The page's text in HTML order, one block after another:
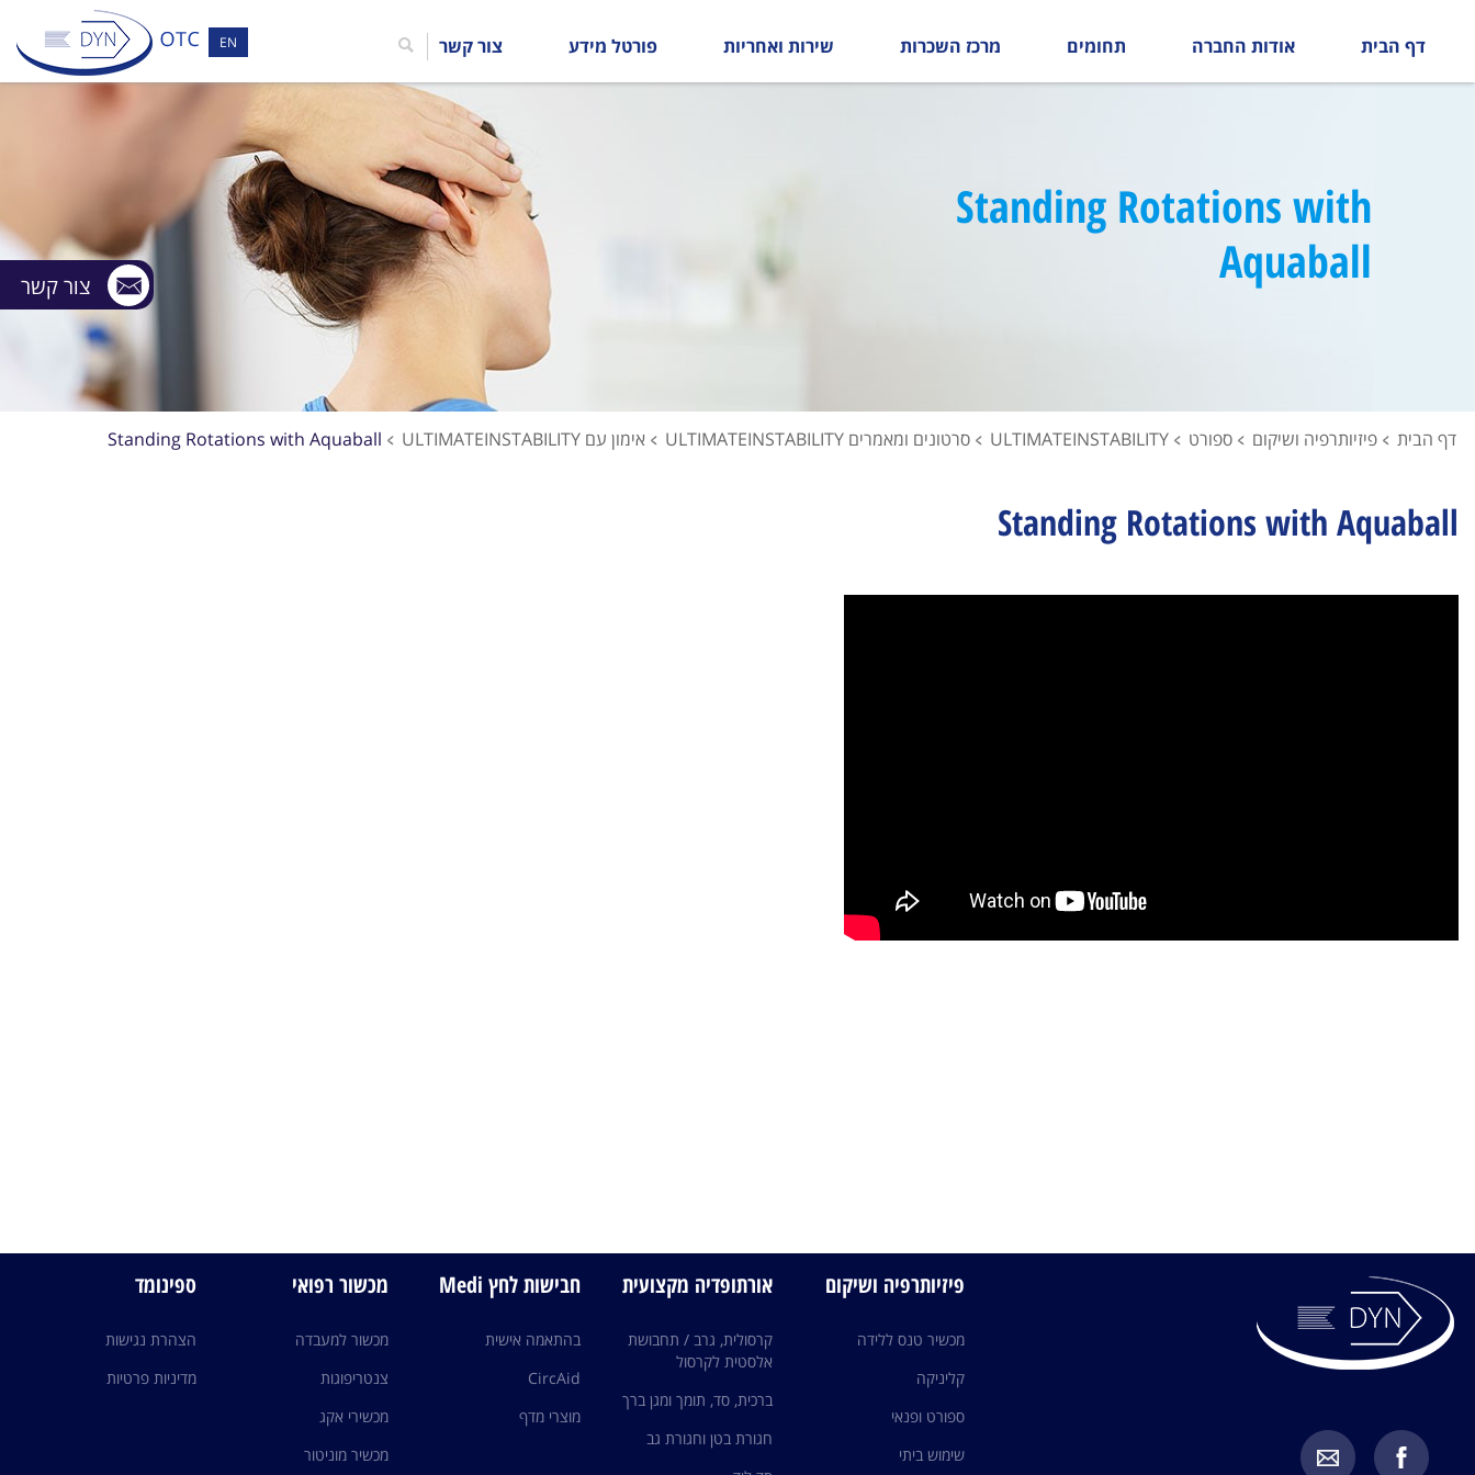
צור קשר
EN דף הבית אודות החברה תחומים מרכז השכרות שירות ואחריות פורטל מידע צור קשר
Standing Rotations with
Aquaball
דף הבית פיזיותרפיה ושיקום ספורט ULTIMATEINSTABILITY סרטונים ומאמרים ULTIMATEINSTABILITY אימון עם ULTIMATEINSTABILITY Standing Rotations with Aquaball
Standing Rotations with Aquaball
פיזיותרפיה ושיקום
מכשיר טנס ללידה
קליניקה
ספורט ופנאי
שימוש ביתי
אורתופדיה מקצועית
קרסולית, גרב / תחבושת
אלסטית לקרסול
ברכית, סד, תומך ומגן ברך
חגורת בטן וחגורת גב
חבישות לחץ Medi
בהתאמה אישית
CircAid
מוצרי מדף
מכשור רפואי
מכשור למעבדה
צנטריפוגות
מכשירי אקג
מכשיר מוניטור
ספינומד
הצהרת נגישות
מדיניות פרטיות